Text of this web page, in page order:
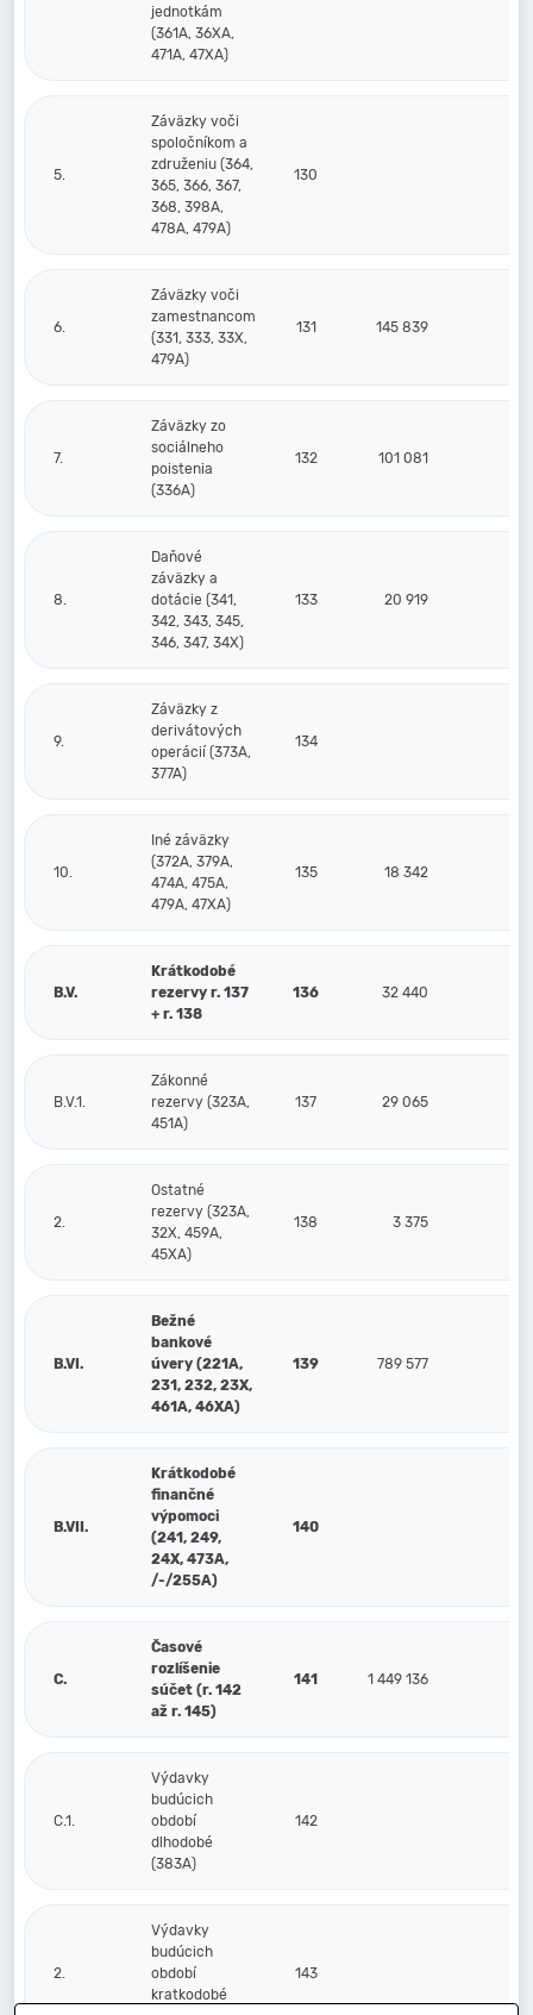
jednotkám
(361A, 36XA,
471A, 47XA)
5.
Záväzky voči
spoločníkom a
združeniu (364,
365, 366, 367,
368, 398A,
478A, 479A)
130
6.
Záväzky voči
zamestnancom
(331, 333, 33X,
479A)
131 145 839
7.
Záväzky zo
sociálneho
poistenia
(336A)
132 101 081
8.
Daňové
záväzky a
dotácie (341,
342, 343, 345,
346, 347, 34X)
133 20 919
9.
Záväzky z
derivátových
operácií (373A,
377A)
134
10.
Iné záväzky
(372A, 379A,
474A, 475A,
479A, 47XA)
135 18 342
B.V.
Krátkodobé
rezervy r. 137
+ r. 138
136 32 440
B.V.1.
Zákonné
rezervy (323A,
451A)
137 29 065
2.
Ostatné
rezervy (323A,
32X, 459A,
45XA)
138 3 375
B.VI.
Bežné
bankové
úvery (221A,
231, 232, 23X,
461A, 46XA)
139 789 577
B.VII.
Krátkodobé
finančné
výpomoci
(241, 249,
24X, 473A,
/-/255A)
140
C.
Časové
rozlíšenie
súčet (r. 142
až r. 145)
141 1 449 136
C.1.
Výdavky
budúcich
období
dlhodobé
(383A)
142
2.
Výdavky
budúcich
období
kratkodobé
143